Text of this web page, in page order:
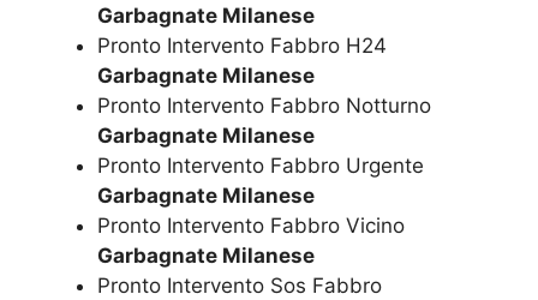
Garbagnate Milanese
Pronto Intervento Fabbro H24
Garbagnate Milanese
Pronto Intervento Fabbro Notturno
Garbagnate Milanese
Pronto Intervento Fabbro Urgente
Garbagnate Milanese
Pronto Intervento Fabbro Vicino
Garbagnate Milanese
Pronto Intervento Sos Fabbro